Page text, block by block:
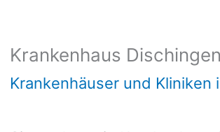
Krankenhaus Dischingen
Krankenhäuser und